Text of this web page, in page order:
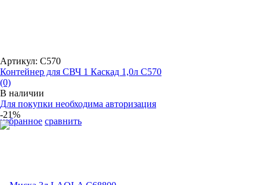
избранное сравнить
Артикул: С570
Контейнер для СВЧ 1 Каскад 1,0л С570
(0)
В наличии
Для покупки необходима авторизация
-21%